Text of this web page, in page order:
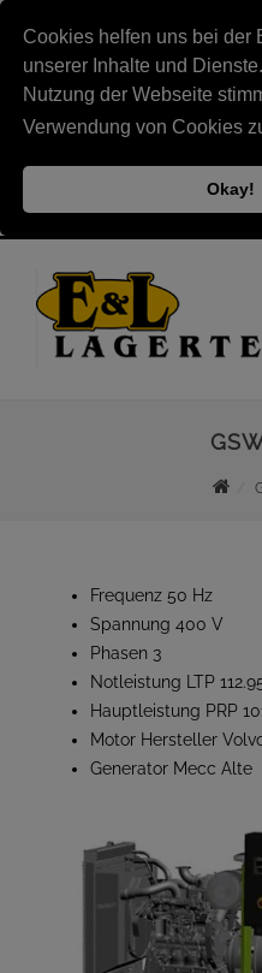
Cookies helfen uns bei der
unserer Inhalte und
Nutzung der Webseite
Verwendung von Cookies
Okay!
Frequenz 50 Hz
Spannung 400 V
Phasen 3
Notleistung LTP
Hauptleistung PRP
Motor Hersteller
Generator Mecc Alte